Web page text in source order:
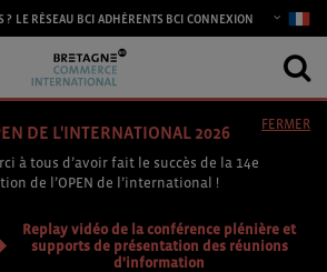
? LE RÉSEAU BCI ADHÉRENTS BCI CONNEXION
DE L'INTERNATIONAL 2026
à tous d’avoir fait le succès de la 14e
de l’OPEN de l’international !
Replay vidéo de la conférence plénière et
supports de présentation des réunions
d'information
FERMER